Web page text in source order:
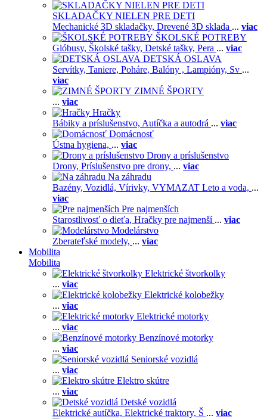
SKLADAČKY NIELEN PRE DETI
Mechanické 3D skladačky, Drevené 3D sklada ... viac
ŠKOLSKÉ POTREBY
Glóbusy, Školské tašky, Detské tašky, Pera ... viac
DETSKÁ OSLAVA
Servítky, Taniere, Poháre, Balóny , Lampióny, Sv ...
viac
ZIMNÉ ŠPORTY
... viac
Hračky
Bábiky a príslušenstvo, Autíčka a autodrá ... viac
Domácnosť
Ústna hygiena, ... viac
Drony a príslušenstvo
Drony, Príslušenstvo pre drony, ... viac
Na záhradu
Bazény, Vozidlá, Vírivky, VYMAZAT Leto a voda, ...
viac
Pre najmenších
Starostlivosť o dieťa, Hračky pre najmenší ... viac
Modelárstvo
Zberateľské modely, ... viac
Mobilita
Mobilita
Elektrické štvorkolky
... viac
Elektrické kolobežky
... viac
Elektrické motorky
... viac
Benzínové motorky
... viac
Seniorské vozidlá
... viac
Elektro skútre
... viac
Detské vozidlá
Elektrické autíčka, Elektrické traktory, Š ... viac